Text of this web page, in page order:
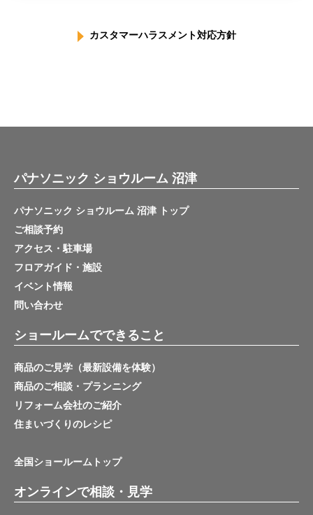
カスタマーハラスメント対応方針
パナソニック ショウルーム 沼津
パナソニック ショウルーム 沼津 トップ
ご相談予約
アクセス・駐車場
フロアガイド・施設
イベント情報
問い合わせ
ショールームでできること
商品のご見学（最新設備を体験）
商品のご相談・プランニング
リフォーム会社のご紹介
住まいづくりのレシピ
全国ショールームトップ
オンラインで相談・見学